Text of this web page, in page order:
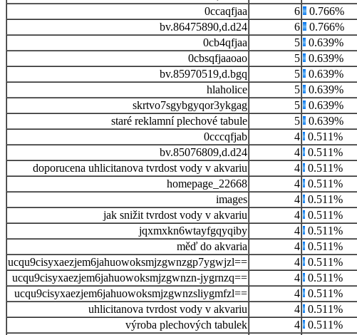
0ccaqfjaa
6
0.766%
bv.86475890,d.d24
6
0.766%
0cb4qfjaa
5
0.639%
0cbsqfjaaoao
5
0.639%
bv.85970519,d.bgq
5
0.639%
hlaholice
5
0.639%
skrtvo7sgybgyqor3ykgag
5
0.639%
staré reklamní plechové tabule
5
0.639%
0cccqfjab
4
0.511%
bv.85076809,d.d24
4
0.511%
doporucena uhlicitanova tvrdost vody v akvariu
4
0.511%
homepage_22668
4
0.511%
images
4
0.511%
jak snižit tvrdost vody v akvariu
4
0.511%
jqxmxkn6wtayfgqyqiby
4
0.511%
měď do akvaria
4
0.511%
ucqu9cisyxaezjem6jahuowoksmjzgwnzgp7ygwjzl==
4
0.511%
ucqu9cisyxaezjem6jahuowoksmjzgwnzn-jygrnzq==
4
0.511%
ucqu9cisyxaezjem6jahuowoksmjzgwnzsliygmfzl==
4
0.511%
uhlicitanova tvrdost vody v akvariu
4
0.511%
výroba plechových tabulek
4
0.511%